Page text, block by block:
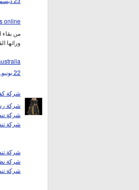
online
من بقاء
ورائها
22 يونيو, 2021 09:55
شركة
شركة
شركة
شركة
شركة
شركة
شركة